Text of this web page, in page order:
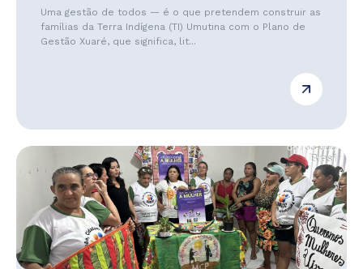
Uma gestão de todos — é o que pretendem construir as
famílias da Terra Indígena (TI) Umutina com o Plano de
Gestão Xuaré, que significa, lit...